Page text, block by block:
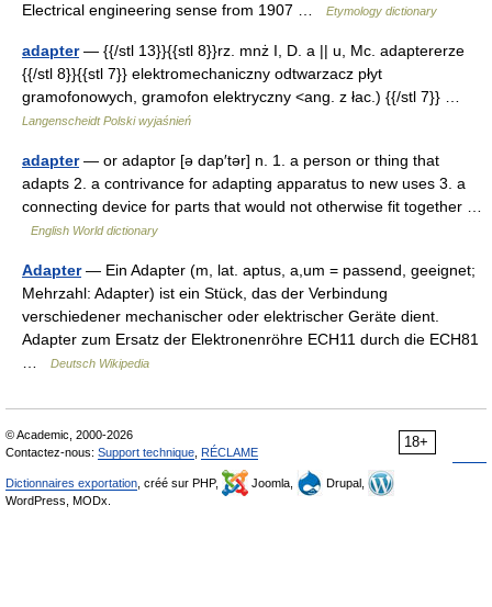
Electrical engineering sense from 1907 …
Etymology dictionary
adapter— {{/stl 13}}{{stl 8}}rz. mnż I, D. a || u, Mc. adaptererze
{{/stl 8}}{{stl 7}} elektromechaniczny odtwarzacz płyt
gramofonowych, gramofon elektryczny <ang. z łac.) {{/stl 7}} …
Langenscheidt Polski wyjaśnień
adapter— or adaptor [ə dap′tər] n. 1. a person or thing that
adapts 2. a contrivance for adapting apparatus to new uses 3. a
connecting device for parts that would not otherwise fit together …
English World dictionary
Adapter— Ein Adapter (m, lat. aptus, a,um = passend, geeignet;
Mehrzahl: Adapter) ist ein Stück, das der Verbindung
verschiedener mechanischer oder elektrischer Geräte dient.
Adapter zum Ersatz der Elektronenröhre ECH11 durch die ECH81
Deutsch Wikipedia
18+
© Academic, 2000-2026
Contactez-nous: Support technique RÉCLAME
Dictionnaires exportation , créé sur PHP, Joomla,
Drupal,
WordPress, MODx.